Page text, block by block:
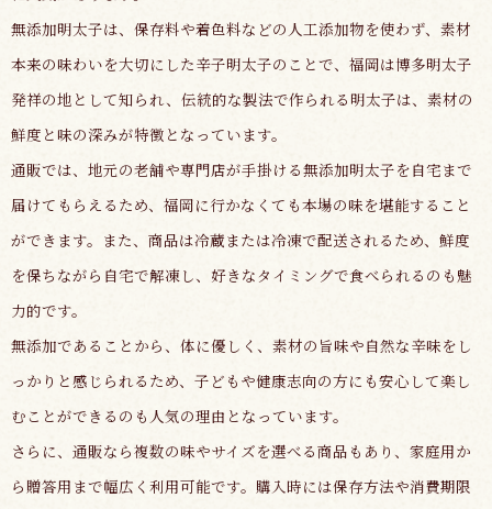
無添加明太子は、保存料や着色料などの人工添加物を使わず、素材
本来の味わいを大切にした辛子明太子のことで、福岡は博多明太子
発祥の地として知られ、伝統的な製法で作られる明太子は、素材の
鮮度と味の深みが特徴となっています。
通販では、地元の老舗や専門店が手掛ける無添加明太子を自宅まで
届けてもらえるため、福岡に行かなくても本場の味を堪能すること
ができます。また、商品は冷蔵または冷凍で配送されるため、鮮度
を保ちながら自宅で解凍し、好きなタイミングで食べられるのも魅
力的です。
無添加であることから、体に優しく、素材の旨味や自然な辛味をし
っかりと感じられるため、子どもや健康志向の方にも安心して楽し
むことができるのも人気の理由となっています。
さらに、通販なら複数の味やサイズを選べる商品もあり、家庭用か
ら贈答用まで幅広く利用可能です。購入時には保存方法や消費期限